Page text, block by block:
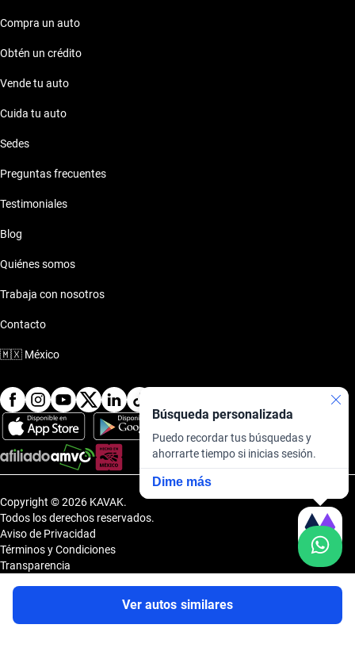
Búsqueda personalizada
Puedo recordar tus búsquedas y
ahorrarte tiempo si inicias sesión.
Dime más
Ver autos similares
Compra un auto
Obtén un crédito
Vende tu auto
Cuida tu auto
Sedes
Preguntas frecuentes
Testimoniales
Blog
Quiénes somos
Trabaja con nosotros
Contacto
🇲🇽 México
Copyright © 2026 KAVAK.
Todos los derechos reservados.
Aviso de Privacidad
Términos y Condiciones
Transparencia
Uvi Tech, S.A.P.I. de C.V., Carretera Amomolulco - Capulhuac, No. 1 Col.